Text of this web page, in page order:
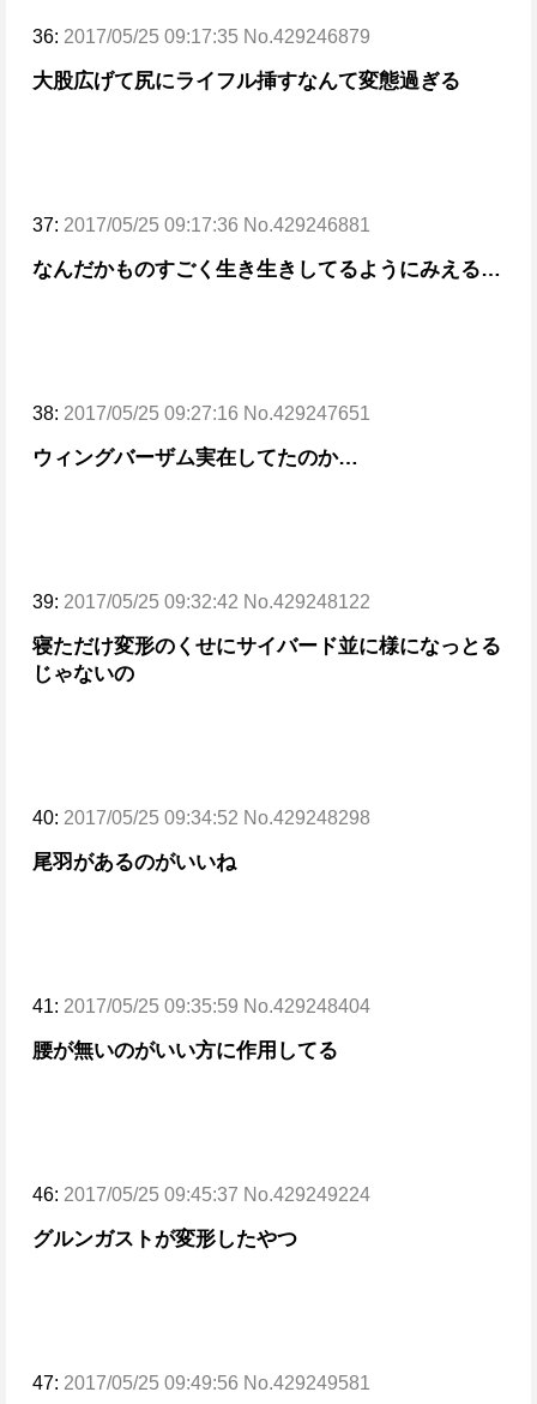
36: 2017/05/25 09:17:35 No.429246879
大股広げて尻にライフル挿すなんて変態過ぎる
37: 2017/05/25 09:17:36 No.429246881
なんだかものすごく生き生きしてるようにみえる…
38: 2017/05/25 09:27:16 No.429247651
ウィングバーザム実在してたのか…
39: 2017/05/25 09:32:42 No.429248122
寝ただけ変形のくせにサイバード並に様になっとる
じゃないの
40: 2017/05/25 09:34:52 No.429248298
尾羽があるのがいいね
41: 2017/05/25 09:35:59 No.429248404
腰が無いのがいい方に作用してる
46: 2017/05/25 09:45:37 No.429249224
グルンガストが変形したやつ
47: 2017/05/25 09:49:56 No.429249581